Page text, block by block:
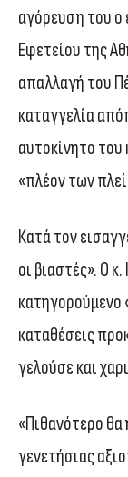
αγόρευση του ο
Εφετείου της
απαλλαγή του
καταγγελία
αυτοκίνητο του
«πλέον των
Κατά τον
οι βιαστές». Ο
κατηγορούμενο
καταθέσεις
γελούσε και
«Πιθανότερο
γενετήσιας